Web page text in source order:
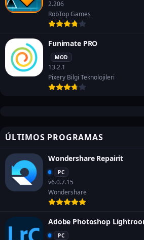
2.206
RobTop Games
Funimate PRO
MOD
13.2.1
Pixery Bilgi Teknolojileri
ÚLTIMOS PROGRAMAS
Wondershare Repairit
PC
v6.0.7.15
Wondershare
Adobe Photoshop
PC